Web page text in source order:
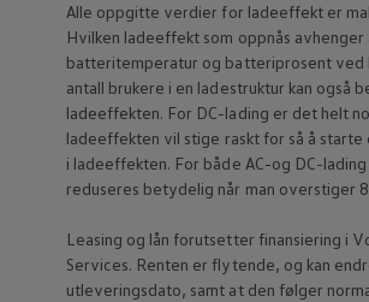
Alle oppgitte verdier for ladeeffekt er
Hvilken ladeeffekt som oppnås
batteritemperatur og batteriprosent
antall brukere i en ladestruktur kan også
ladeeffekten. For DC-lading er det helt
ladeeffekten vil stige raskt for så å starte
i ladeeffekten. For både AC-og DC-
reduseres betydelig når man overstiger
Leasing og lån forutsetter finansiering i
Services. Renten er flytende, og kan
utleveringsdato, samt at den følger